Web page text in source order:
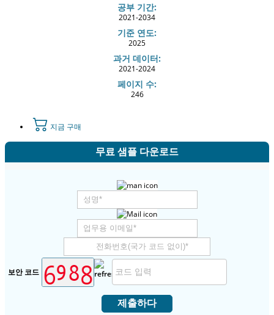
공부 기간:
2021-2034
기준 연도:
2025
과거 데이터:
2021-2024
페이지 수:
246
지금 구매
무료 샘플 다운로드
보안 코드
제출하다